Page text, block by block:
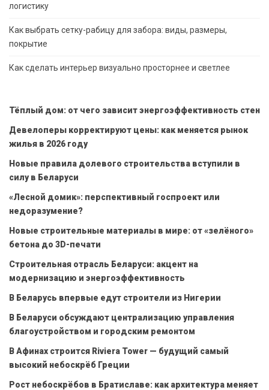
логистику
Как выбрать сетку-рабицу для забора: виды, размеры,
покрытие
Как сделать интерьер визуально просторнее и светлее
Тёплый дом: от чего зависит энергоэффективность стен
Девелоперы корректируют цены: как меняется рынок
жилья в 2026 году
Новые правила долевого строительства вступили в
силу в Беларуси
«Лесной домик»: перспективный госпроект или
недоразумение?
Новые строительные материалы в мире: от «зелёного»
бетона до 3D-печати
Строительная отрасль Беларуси: акцент на
модернизацию и энергоэффективность
В Беларусь впервые едут строители из Нигерии
В Беларуси обсуждают централизацию управления
благоустройством и городским ремонтом
В Афинах строится Riviera Tower — будущий самый
высокий небоскрёб Греции
Рост небоскрёбов в Братиславе: как архитектура меняет